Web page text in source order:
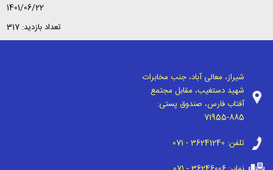
1401/06/22
تعداد بازدید: 317
شیراز، معالی آباد، جنب مخابرات
شهید دستغیب، مقابل مجتمع
آفتاب فارس، صندوق پستی:
71955-885
تلفن: 071 - 36241240